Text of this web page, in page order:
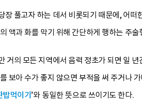
장 풀고자 하는 데서 비롯되기 때문에, 어
액과 화를 막기 위해 간단하게 행하는 주
거의 모든 지역에서 음력 정초가 되면 일
보아 수가 좋지 않으면 부적을 써 주거나
밥먹이기’와 동일한 뜻으로 쓰이기도 한다.